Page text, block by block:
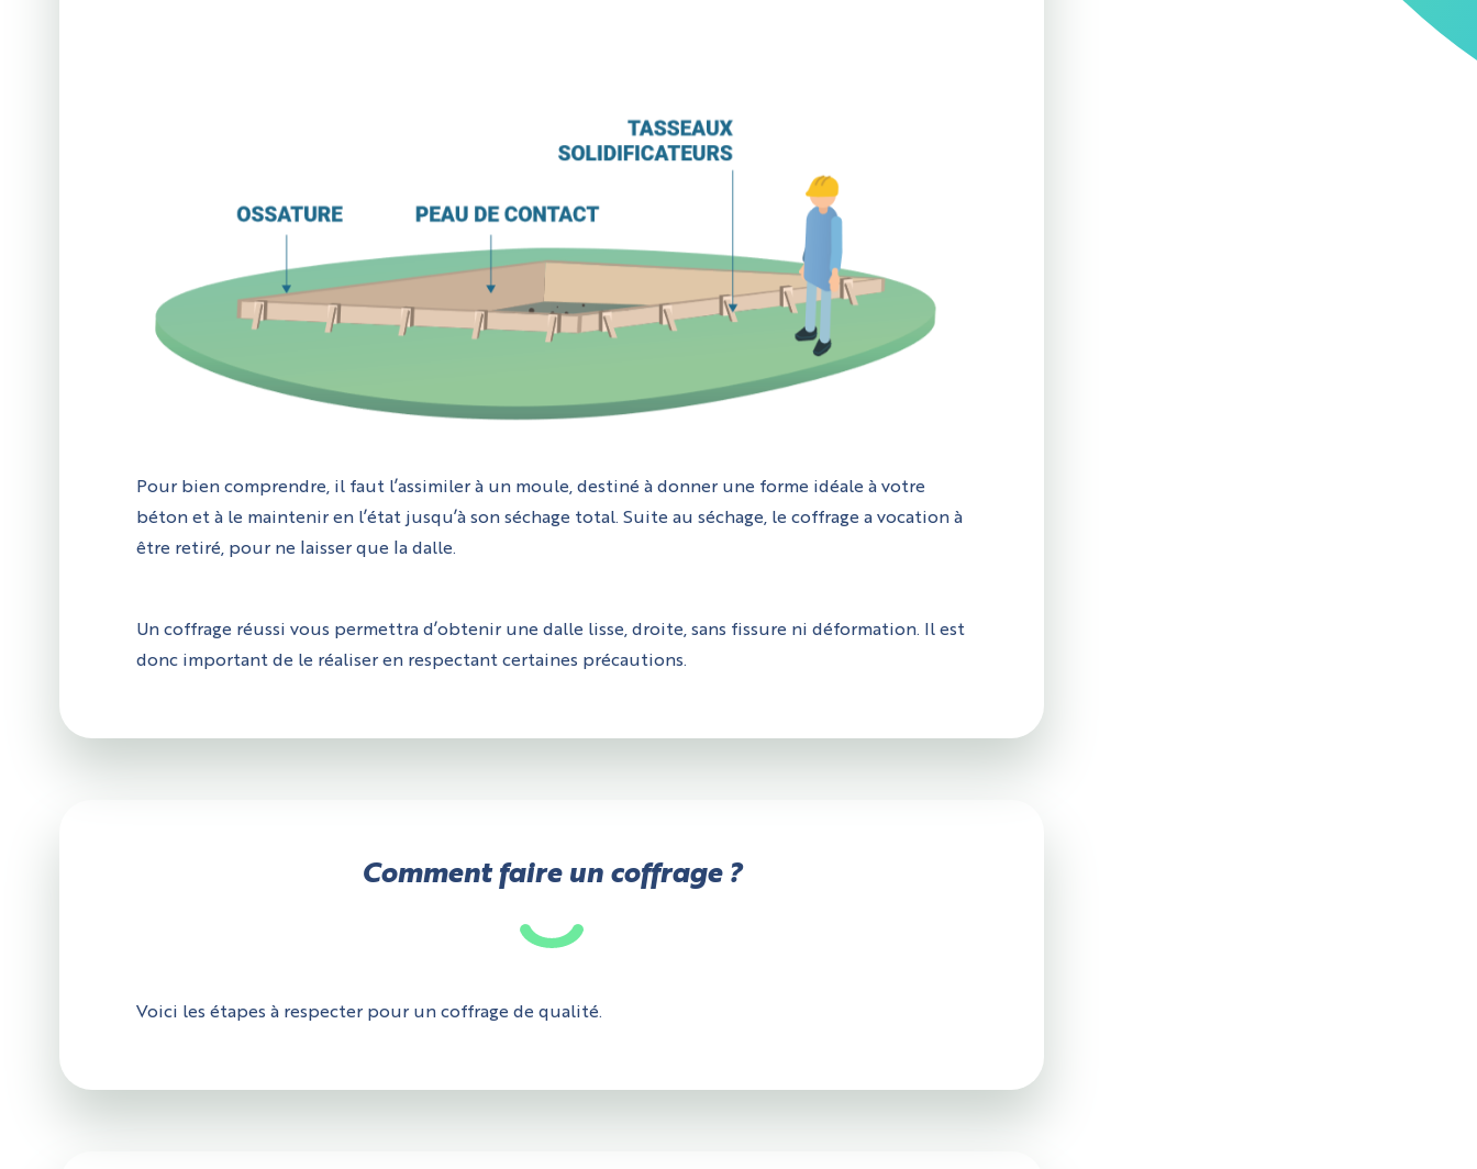
Pour bien comprendre, il faut l’assimiler à un moule, destiné à donner une forme idéale à votre
béton et à le maintenir en l’état jusqu’à son séchage total. Suite au séchage, le coffrage a vocation à
être retiré, pour ne laisser que la dalle.
Un coffrage réussi vous permettra d’obtenir une dalle lisse, droite, sans fissure ni déformation. Il est
donc important de le réaliser en respectant certaines précautions.
Comment faire un coffrage ?
Voici les étapes à respecter pour un coffrage de qualité.